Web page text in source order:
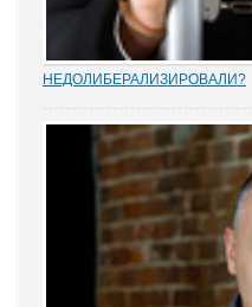
НEДОЛИБЕРАЛИЗИРОВАЛИ?
защищает частную
привел портал Право.ру.